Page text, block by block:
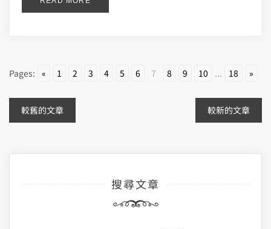
Pages: « 1 2 3 4 5 6 7 8 9 10 ... 18 »
文
較舊的文章 較新的文章
搜尋文章